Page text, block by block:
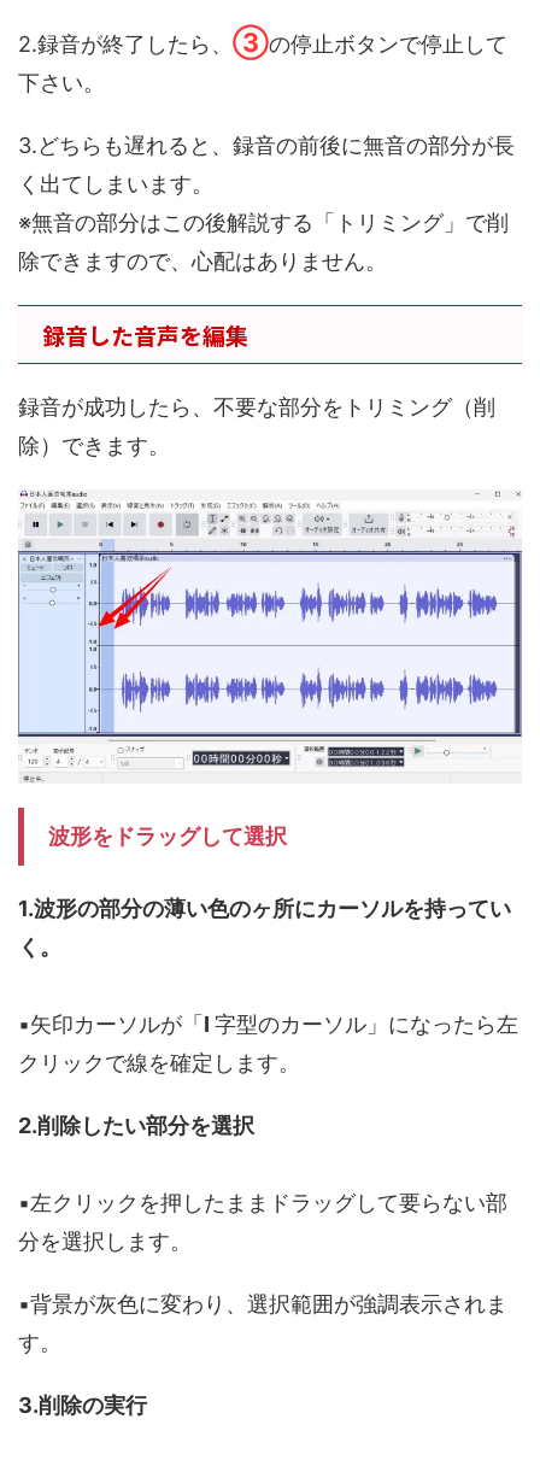
2.録音が終了したら、 ③の停止ボタンで停止して
下さい。
3.どちらも遅れると、録音の前後に無音の部分が長
く出てしまいます。
※無音の部分はこの後解説する「トリミング」で削
除できますので、心配はありません。
録音した音声を編集
録音が成功したら、不要な部分をトリミング（削
除）できます。
波形をドラッグして選択
1.波形の部分の薄い色のヶ所にカーソルを持ってい
く。
▪️矢印カーソルが「 I 字型のカーソル」になったら左
クリックで線を確定します。
2.削除したい部分を選択
▪️左クリックを押したままドラッグして要らない部
分を選択します。
▪️背景が灰色に変わり、選択範囲が強調表示されま
す。
3.削除の実行